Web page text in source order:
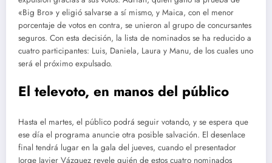
«Big Bro» y eligió salvarse a sí mismo, y Maica, con el menor
porcentaje de votos en contra, se unieron al grupo de concursantes
seguros. Con esta decisión, la lista de nominados se ha reducido a
cuatro participantes: Luis, Daniela, Laura y Manu, de los cuales uno
será el próximo expulsado.
El televoto, en manos del público
Hasta el martes, el público podrá seguir votando, y se espera que
ese día el programa anuncie otra posible salvación. El desenlace
final tendrá lugar en la gala del jueves, cuando el presentador
Jorge Javier Vázquez revele quién de estos cuatro nominados